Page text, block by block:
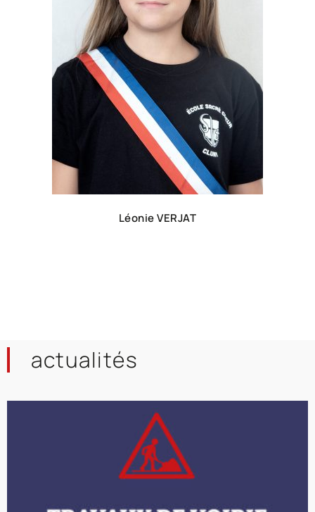
Léonie VERJAT
actualités